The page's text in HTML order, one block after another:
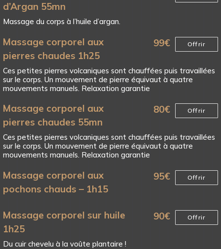
d’Argan 55mn
Massage du corps à l’huile d’argan.
Massage corporel aux
pierres chaudes 1h25
99€ Offrir
Ces petites pierres volcaniques sont chauffées puis travaillées
sur le corps. Un mouvement de pierre équivaut à quatre
mouvements manuels. Relaxation garantie
Massage corporel aux
pierres chaudes 55mn
80€ Offrir
Ces petites pierres volcaniques sont chauffées puis travaillées
sur le corps. Un mouvement de pierre équivaut à quatre
mouvements manuels. Relaxation garantie
Massage corporel aux
pochons chauds – 1h15
95€ Offrir
Massage corporel sur huile
1h25
90€ Offrir
Du cuir chevelu à la voûte plantaire !